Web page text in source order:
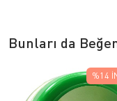
Bunları da
%14